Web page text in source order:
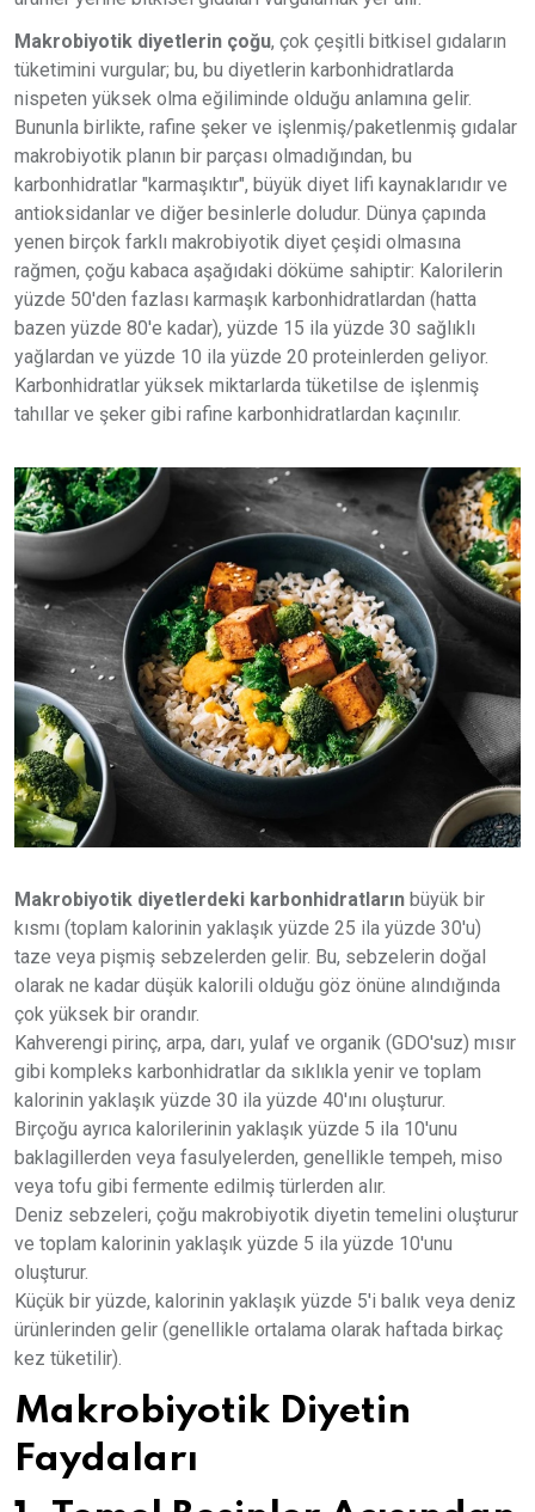
Makrobiyotik diyetlerin çoğu, çok çeşitli bitkisel gıdaların
tüketimini vurgular; bu, bu diyetlerin karbonhidratlarda
nispeten yüksek olma eğiliminde olduğu anlamına gelir.
Bununla birlikte, rafine şeker ve işlenmiş/paketlenmiş gıdalar
makrobiyotik planın bir parçası olmadığından, bu
karbonhidratlar "karmaşıktır", büyük diyet lifi kaynaklarıdır ve
antioksidanlar ve diğer besinlerle doludur. Dünya çapında
yenen birçok farklı makrobiyotik diyet çeşidi olmasına
rağmen, çoğu kabaca aşağıdaki döküme sahiptir: Kalorilerin
yüzde 50'den fazlası karmaşık karbonhidratlardan (hatta
bazen yüzde 80'e kadar), yüzde 15 ila yüzde 30 sağlıklı
yağlardan ve yüzde 10 ila yüzde 20 proteinlerden geliyor.
Karbonhidratlar yüksek miktarlarda tüketilse de işlenmiş
tahıllar ve şeker gibi rafine karbonhidratlardan kaçınılır.
Makrobiyotik diyetlerdeki karbonhidratların büyük bir
kısmı (toplam kalorinin yaklaşık yüzde 25 ila yüzde 30'u)
taze veya pişmiş sebzelerden gelir. Bu, sebzelerin doğal
olarak ne kadar düşük kalorili olduğu göz önüne alındığında
çok yüksek bir orandır.
Kahverengi pirinç, arpa, darı, yulaf ve organik (GDO'suz) mısır
gibi kompleks karbonhidratlar da sıklıkla yenir ve toplam
kalorinin yaklaşık yüzde 30 ila yüzde 40'ını oluşturur.
Birçoğu ayrıca kalorilerinin yaklaşık yüzde 5 ila 10'unu
baklagillerden veya fasulyelerden, genellikle tempeh, miso
veya tofu gibi fermente edilmiş türlerden alır.
Deniz sebzeleri, çoğu makrobiyotik diyetin temelini oluşturur
ve toplam kalorinin yaklaşık yüzde 5 ila yüzde 10'unu
oluşturur.
Küçük bir yüzde, kalorinin yaklaşık yüzde 5'i balık veya deniz
ürünlerinden gelir (genellikle ortalama olarak haftada birkaç
kez tüketilir).
Makrobiyotik Diyetin
Faydaları